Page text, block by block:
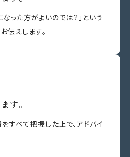
った方がよいのでは？」という
伝えします。
す。
すべて把握した上で、アドバイ